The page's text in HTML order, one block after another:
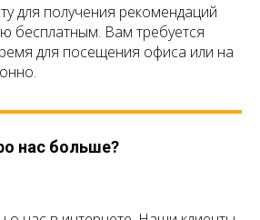
для получения рекомендаций
бесплатным. Вам требуется
для посещения офиса или на
нас больше?